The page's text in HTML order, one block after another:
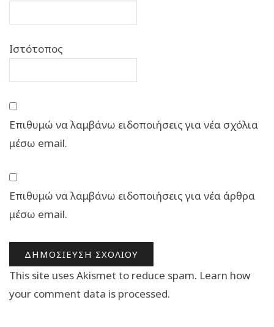
Ιστότοπος
Επιθυμώ να λαμβάνω ειδοποιήσεις για νέα σχόλια
μέσω email.
Επιθυμώ να λαμβάνω ειδοποιήσεις για νέα άρθρα
μέσω email.
This site uses Akismet to reduce spam. Learn how
your comment data is processed.